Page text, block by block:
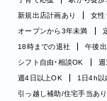
新規出店計画あり
女性
オープンから3年未満
18時までの退社
午後
シフト自由・相談OK
週
週4日以上OK
1日4h以
引っ越し補助/住宅手当あり